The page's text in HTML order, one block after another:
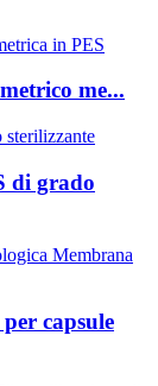
me...
di grado
capsule